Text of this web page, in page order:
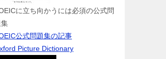
に立ち向かうには必須の公式問
公式問題集の記事
Picture Dictionary